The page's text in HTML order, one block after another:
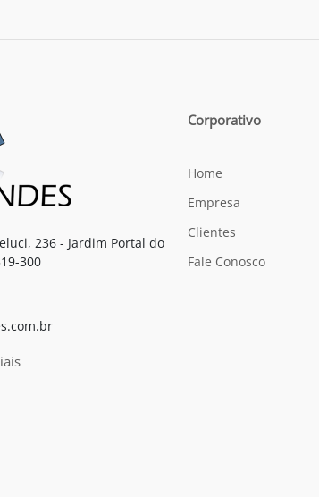
236 - Jardim Portal do
300
Corporativo
Home
Empresa
Clientes
Fale Conosco